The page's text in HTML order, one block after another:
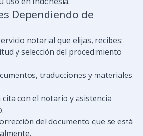
Dependiendo del
notarial que elijas, recibes:
y selección del procedimiento
traducciones y materiales
con el notario y asistencia
del documento que se está